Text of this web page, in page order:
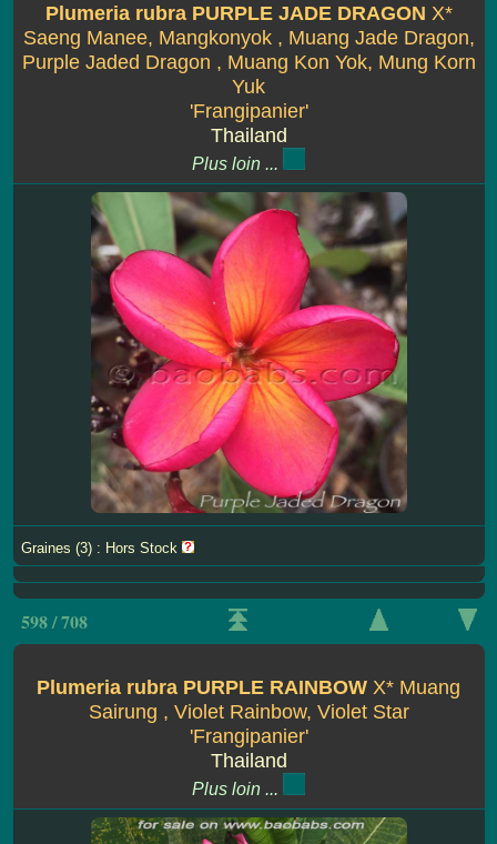
Plumeria rubra PURPLE JADE DRAGON X*
Saeng Manee, Mangkonyok , Muang Jade Dragon,
Purple Jaded Dragon , Muang Kon Yok, Mung Korn
Yuk
'Frangipanier'
Thailand
Plus loin ...
Graines (3) : Hors Stock
598 / 708
Plumeria rubra PURPLE RAINBOW X* Muang
Sairung , Violet Rainbow, Violet Star
'Frangipanier'
Thailand
Plus loin ...